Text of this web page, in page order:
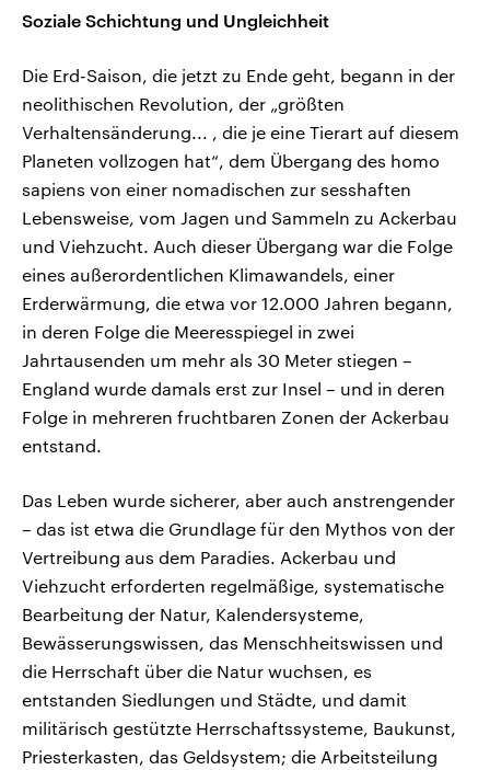
Soziale Schichtung und Ungleichheit
Die Erd-Saison, die jetzt zu Ende geht, begann in der
neolithischen Revolution, der „größten
Verhaltensänderung... , die je eine Tierart auf diesem
Planeten vollzogen hat“, dem Übergang des homo
sapiens von einer nomadischen zur sesshaften
Lebensweise, vom Jagen und Sammeln zu Ackerbau
und Viehzucht. Auch dieser Übergang war die Folge
eines außerordentlichen Klimawandels, einer
Erderwärmung, die etwa vor 12.000 Jahren begann,
in deren Folge die Meeresspiegel in zwei
Jahrtausenden um mehr als 30 Meter stiegen –
England wurde damals erst zur Insel – und in deren
Folge in mehreren fruchtbaren Zonen der Ackerbau
entstand.
Das Leben wurde sicherer, aber auch anstrengender
– das ist etwa die Grundlage für den Mythos von der
Vertreibung aus dem Paradies. Ackerbau und
Viehzucht erforderten regelmäßige, systematische
Bearbeitung der Natur, Kalendersysteme,
Bewässerungswissen, das Menschheitswissen und
die Herrschaft über die Natur wuchsen, es
entstanden Siedlungen und Städte, und damit
militärisch gestützte Herrschaftssysteme, Baukunst,
Priesterkasten, das Geldsystem; die Arbeitsteilung